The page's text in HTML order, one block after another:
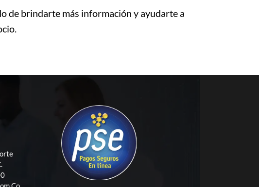
de brindarte más información y ayudarte a